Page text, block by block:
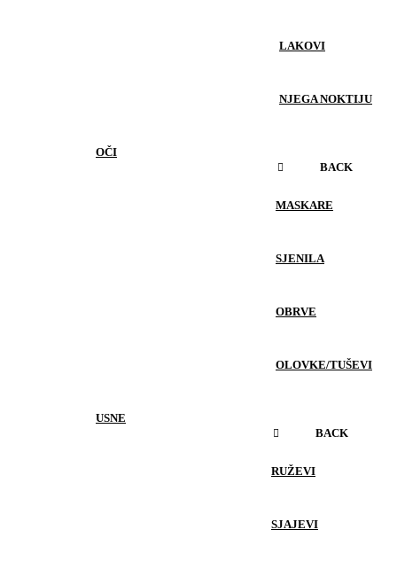
LAKOVI
NJEGA NOKTIJU
OČI
BACK
MASKARE
SJENILA
OBRVE
OLOVKE/TUŠEVI
USNE
BACK
RUŽEVI
SJAJEVI